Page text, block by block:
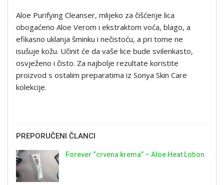
Aloe Purifying Cleanser, mlijeko za čišćenje lica
obogaćeno Aloe Verom i ekstraktom voća, blago, a
efikasno uklanja šminku i nečistoću, a pri tome ne
isušuje kožu. Učinit će da vaše lice bude svilenkasto,
osvježeno i čisto. Za najbolje rezultate koristite
proizvod s ostalim preparatima iz Sonya Skin Care
kolekcije.
PREPORUČENI ČLANCI
Forever “crvena krema” – Aloe Heat Lotion